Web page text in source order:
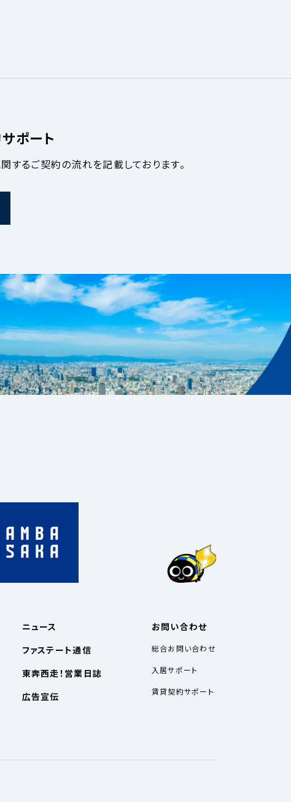
ポート
するご契約の流れを記載しております。
ニュース
ファステート通信
東奔西走！営業日誌
広告宣伝
お問い合わせ
総合お問い合わせ
入居サポート
賃貸契約サポート